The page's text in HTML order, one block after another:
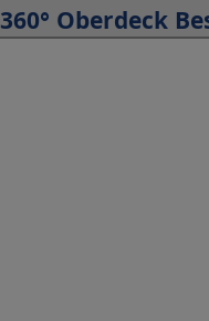
360° Oberdeck